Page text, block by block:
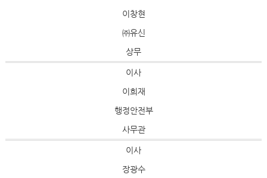
이창현
㈜유신
상무
이사
이희재
행정안전부
사무관
이사
장광수